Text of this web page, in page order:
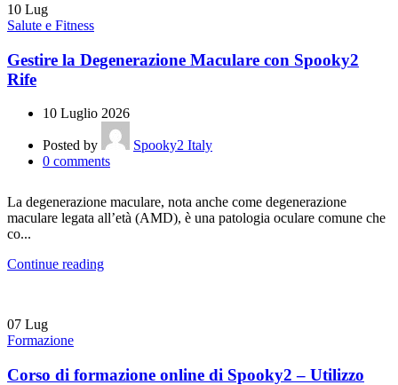
10 Lug
Salute e Fitness
Gestire la Degenerazione Maculare con Spooky2
Rife
10 Luglio 2026
Posted by
Spooky2 Italy
0 comments
La degenerazione maculare, nota anche come degenerazione
maculare legata all’età (AMD), è una patologia oculare comune che
co...
Continue reading
07 Lug
Formazione
Corso di formazione online di Spooky2 – Utilizzo